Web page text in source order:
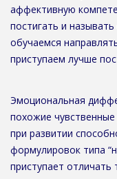
аффективную
постигать и
обучаемся
приступаем лучше
Эмоциональная
похожие
при развитии
формулировок типа
приступает